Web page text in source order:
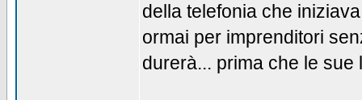
della telefonia che
ormai per imprenditori
durerà... prima che le sue